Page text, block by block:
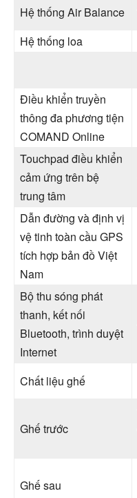
Hệ thống Air Balance
Hệ thống loa
Điều khiển truyền
thông đa phương tiện
COMAND Online
Touchpad điều khiển
cảm ứng trên bệ
trung tâm
Dẫn đường và định vị
vệ tinh toàn cầu GPS
tích hợp bản đồ Việt
Nam
Bộ thu sóng phát
thanh, kết nối
Bluetooth, trình duyệt
Internet
Chất liệu ghế
Ghế trước
Ghế sau